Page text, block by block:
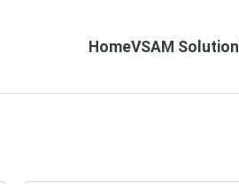
HomeVSAM Solution